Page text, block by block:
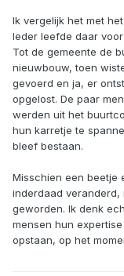
Ik vergelijk het met
Ieder leefde daar
Tot de gemeente de
nieuwbouw, toen
gevoerd en ja, er
opgelost. De paar
werden uit het
hun karretje te
bleef bestaan.
Misschien een beetje
inderdaad
geworden. Ik denk
mensen hun
opstaan, op het